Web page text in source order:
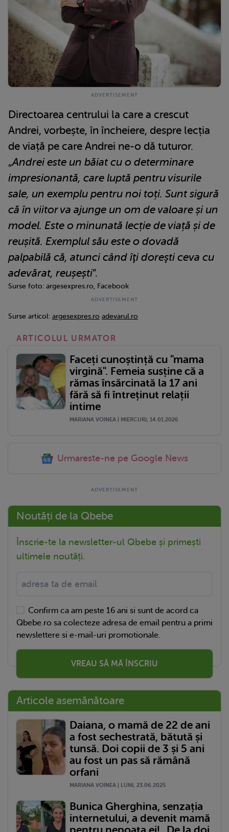
Directoarea centrului la care a crescut
Andrei, vorbește, în încheiere, despre lecția
de viață pe care Andrei ne-o dă tuturor.
„Andrei este un băiat cu o determinare
impresionantă, care luptă pentru visurile
sale, un exemplu pentru noi toți. Sunt sigură
că în viitor va ajunge un om de valoare și un
model. Este o minunată lecție de viață și de
reușită. Exemplul său este o dovadă
palpabilă că, atunci când îţi doreşti ceva cu
adevărat, reușești”.
Surse foto: argesexpres.ro, Facebook
Surse articol: argesexpres.ro adevarul.ro
ARTICOLUL URMATOR
Faceți cunoștință cu "mama
virgină". Femeia susține că a
rămas însărcinată la 17 ani
fără să fi întreținut relații
intime
MARIANA VOINEA | MIERCURI, 14.01.2026
Urmareste-ne pe Google News
Noutăți de la Qbebe
Înscrie-te la newsletter-ul Qbebe și primești
ultimele noutăți.
Confirm ca am peste 16 ani si sunt de acord ca
Qbebe.ro sa colecteze adresa de email pentru a primi
newslettere si e-mail-uri promotionale.
VREAU SĂ MĂ ÎNSCRIU
Articole asemănătoare
Daiana, o mamă de 22 de ani
a fost sechestrată, bătută și
tunsă. Doi copii de 3 și 5 ani
au fost un pas să rămână
orfani
MARIANA VOINEA | LUNI, 23.06.2025
Bunica Gherghina, senzația
internetului, a devenit mamă